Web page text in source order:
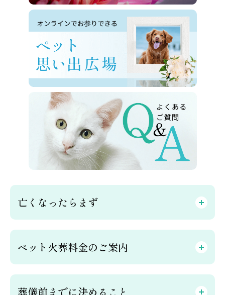
亡くなったらまず
ペット火葬料金のご案内
葬儀前までに決めること